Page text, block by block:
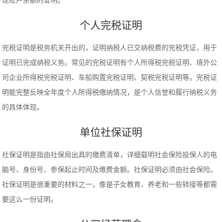
个人完税证明
完税证明是税务机关开出的，证明纳税人已交纳税费的完税凭证，用于
证明已完成纳税义务。常见的完税证明有个人所得税完税证明、境外公
司企业所得税完税证明、车船购置完税证明、契税完税证明等。完税证
明能完整反映全年度个人所得税缴纳情况，是个人信誉和履行纳税义务
的具体体现。
单位社保证明
社保证明是指由社保局出具的缴费清单，详细载明社会保险投保人的电
脑号、身份号、参保起止时间及缴费金额。社保证明必须由社会保险。
社保证明是很重要的材料之一，像是子女教育、养老和一些转接等都需
要这么一份证明。